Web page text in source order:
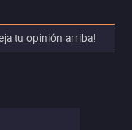
tu opinión arriba!